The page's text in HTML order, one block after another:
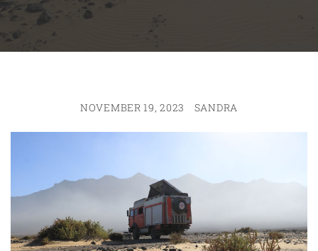
NOVEMBER 19, 2023 SANDRA